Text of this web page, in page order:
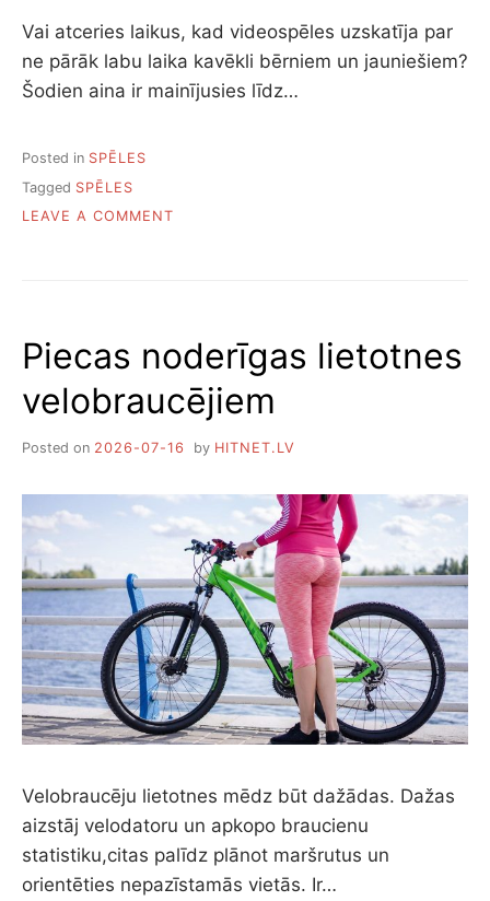
Vai atceries laikus, kad videospēles uzskatīja par
ne pārāk labu laika kavēkli bērniem un jauniešiem?
Šodien aina ir mainījusies līdz…
Posted in SPĒLES
Tagged SPĒLES
LEAVE A COMMENT
FANI
IEKARO
PASAULES
PRESTIŽĀKĀS
ARĒNAS?
Piecas noderīgas lietotnes
velobraucējiem
Posted on 2026-07-16 by HITNET.LV
Velobraucēju lietotnes mēdz būt dažādas. Dažas
aizstāj velodatoru un apkopo braucienu
statistiku,citas palīdz plānot maršrutus un
orientēties nepazīstamās vietās. Ir…